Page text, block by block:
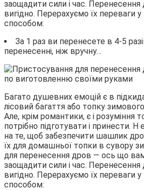
заощадити сили і час.
вигідно. Перерахуємо їх переваги у
способом:
За 1 раз ви перенесете в 4-5
перенесенні, ніж вручну…
Багато душевних емоцій є в
лісовий багаття або топку
Але, крім романтики, є і розуміння
потрібно підготувати і принести.
на те, щоб забезпечити шашлик
їх для домашньої топки в сувору
для перенесення дров — ось що
заощадити сили і час.
вигідно. Перерахуємо їх переваги у
способом: